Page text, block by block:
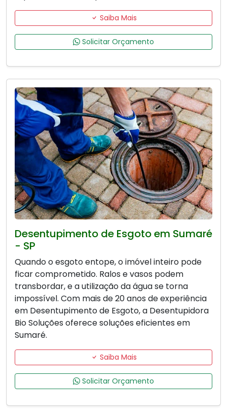
Saiba Mais
Solicitar Orçamento
Desentupimento de Esgoto em Sumaré
- SP
Quando o esgoto entope, o imóvel inteiro pode
ficar comprometido. Ralos e vasos podem
transbordar, e a utilização da água se torna
impossível. Com mais de 20 anos de experiência
em Desentupimento de Esgoto, a Desentupidora
Bio Soluções oferece soluções eficientes em
Sumaré.
Saiba Mais
Solicitar Orçamento